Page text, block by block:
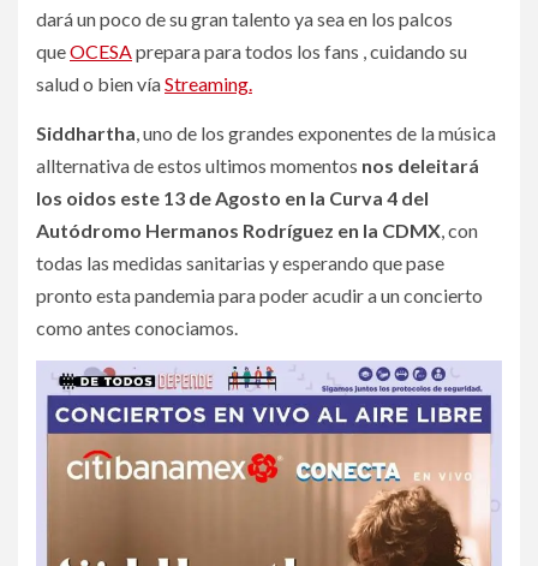
dará un poco de su gran talento ya sea en los palcos
queOCESAprepara para todos los fans , cuidando su
salud o bien víaStreaming.
Siddhartha, uno de los grandes exponentes de la música
allternativa de estos ultimos momentos nos deleitará
los oidos este 13 de Agosto en la Curva 4 del
Autódromo Hermanos Rodríguez en la CDMX, con
todas las medidas sanitarias y esperando que pase
pronto esta pandemia para poder acudir a un concierto
como antes conociamos.